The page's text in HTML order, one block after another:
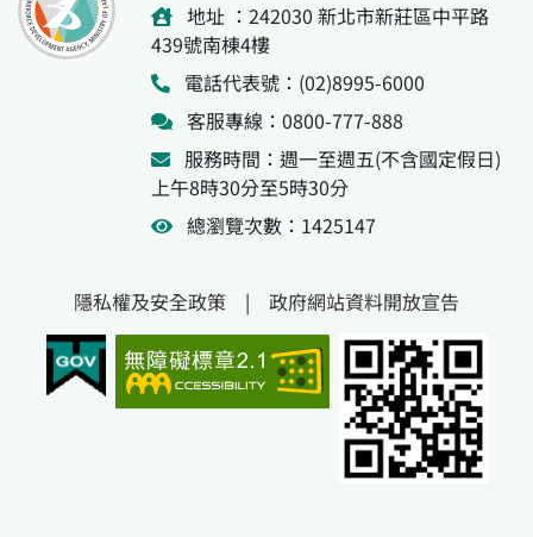
地址 ：242030 新北市新莊區中平路
439號南棟4樓
電話代表號：(02)8995-6000
客服專線：0800-777-888
服務時間：週一至週五(不含國定假日)
上午8時30分至5時30分
總瀏覽次數：1425147
隱私權及安全政策 | 政府網站資料開放宣告